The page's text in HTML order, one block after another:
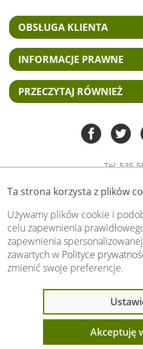
Ta strona korzysta z plików
Używamy plików cookie i
celu zapewnienia
zapewnienia
zawartych w Polityce
zmienić swoje preferencje.
Akceptuję
OBSŁUGA KLIENTA
INFORMACJE PRAWNE
PRZECZYTAJ RÓWNIEŻ
Tel:535
biuro@swiat-
Copyright by swiat-
Wszelkie
Stronę oceniło
Otrzymaliśmy4.89
Oceń nas